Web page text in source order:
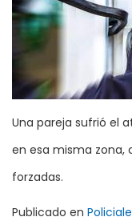
Una pareja sufrió el
en esa misma zona,
forzadas.
Publicado en